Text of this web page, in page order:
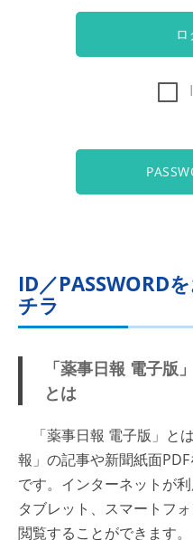
ロ
ID／PASSWORD
チラ
「薬事日報 電子版
とは
「薬事日報 電子版」と
報」の記事や新聞紙面
です。インターネットが
タブレット、スマートフ
閲覧することができます